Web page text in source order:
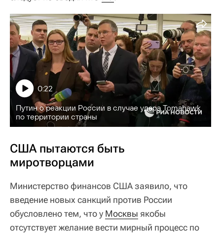
Путин о реакции России в случае удара Tomahawk
по территории страны
0:22
США пытаются быть
миротворцами
Министерство финансов США заявило, что
введение новых санкций против России
обусловлено тем, что у Москвы якобы
отсутствует желание вести мирный процесс по